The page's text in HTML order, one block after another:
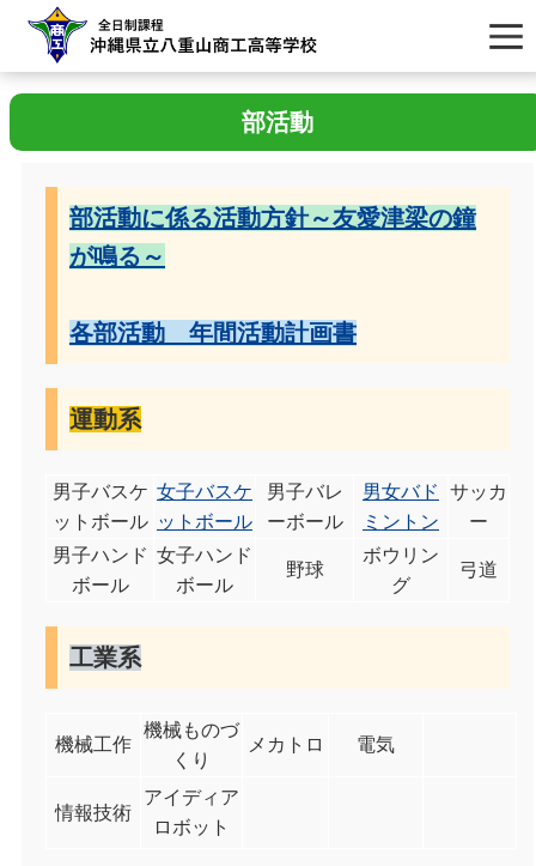
部活動
部活動に係る活動方針～友愛津梁の鐘
が鳴る～
各部活動 年間活動計画書
運動系
男子バスケ
ットボール
女子バスケ
ットボール
男子バレ
ーボール
男女バド
ミントン
サッカ
ー
男子ハンド
ボール
女子ハンド
ボール
野球
ボウリン
グ
弓道
工業系
機械工作
機械ものづ
くり
メカトロ 電気
情報技術
アイディア
ロボット